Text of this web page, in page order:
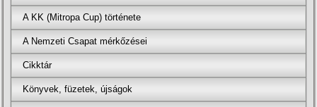
A KK (Mitropa Cup) története
A Nemzeti Csapat mérkőzései
Cikktár
Könyvek, füzetek, újságok